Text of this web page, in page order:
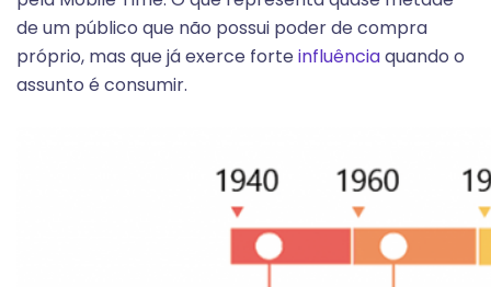
de um público que não possui poder de compra
próprio, mas que já exerce forteinfluênciaquando o
assunto é consumir.